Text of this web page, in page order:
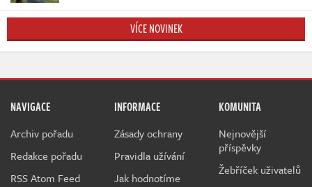
VÍCE NOVINEK
NAVIGACE
Archiv pořadu
Redakce pořadu
RSS Atom Feed
INFORMACE
Zásady ochrany
Pravidla užívání
Jak hodnotíme
KOMUNITA
Nejnovější
příspěvky
Žebříček uživatelů